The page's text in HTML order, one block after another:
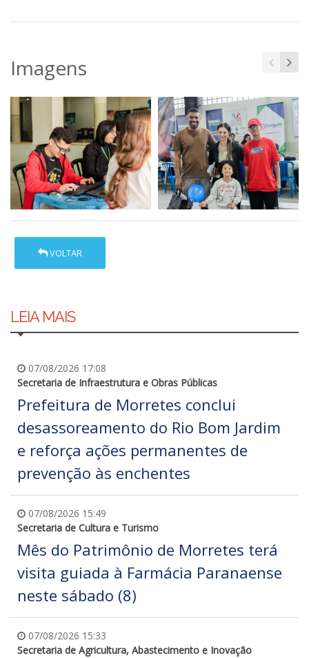
Imagens
VOLTAR
LEIA MAIS
07/08/2026 17:08
Secretaria de Infraestrutura e Obras Públicas
Prefeitura de Morretes conclui
desassoreamento do Rio Bom Jardim
e reforça ações permanentes de
prevenção às enchentes
07/08/2026 15:49
Secretaria de Cultura e Turismo
Mês do Patrimônio de Morretes terá
visita guiada à Farmácia Paranaense
neste sábado (8)
07/08/2026 15:33
Secretaria de Agricultura, Abastecimento e Inovação